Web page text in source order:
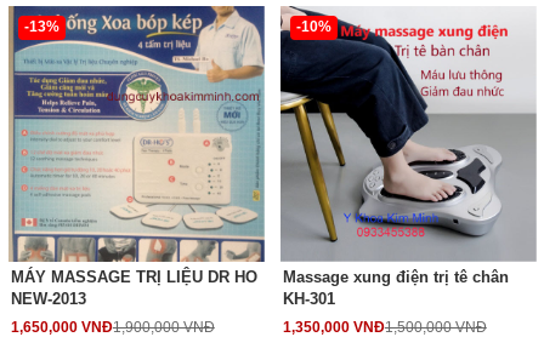
-13%
MÁY MASSAGE TRỊ LIỆU DR HO
NEW-2013
1,650,000 VNĐ1,900,000 VNĐ
-10%
Massage xung điện trị tê chân
KH-301
1,350,000 VNĐ1,500,000 VNĐ